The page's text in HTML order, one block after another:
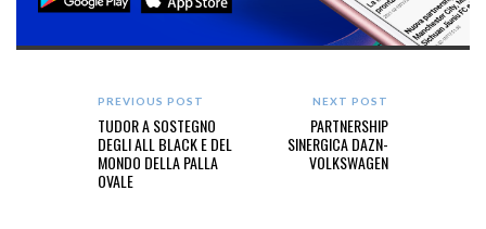
PREVIOUS POST
TUDOR A SOSTEGNO
DEGLI ALL BLACK E DEL
MONDO DELLA PALLA
OVALE
NEXT POST
PARTNERSHIP
SINERGICA DAZN-
VOLKSWAGEN